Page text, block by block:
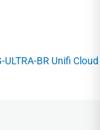
BR Unifi Cloud